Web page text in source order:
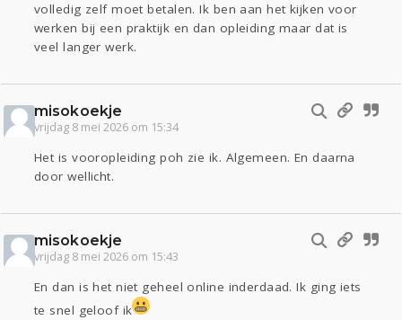
volledig zelf moet betalen. Ik ben aan het kijken voor
werken bij een praktijk en dan opleiding maar dat is
veel langer werk.
misokoekje
vrijdag 8 mei 2026 om 15:34
Het is vooropleiding poh zie ik. Algemeen. En daarna
door wellicht.
misokoekje
vrijdag 8 mei 2026 om 15:43
En dan is het niet geheel online inderdaad. Ik ging iets
te snel geloof ik